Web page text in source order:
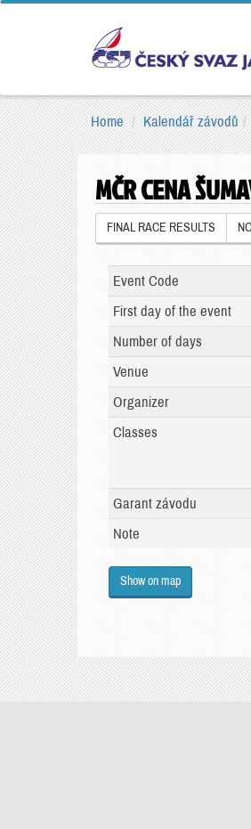
Home Kalendář závodů
MČR CENA
FINAL RACE RESULTS
Event Code
First day of the event
Number of days
Venue
Organizer
Classes
Garant závodu
Note
Show on map